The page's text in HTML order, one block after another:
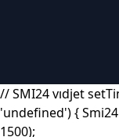
// SMI24 vıdjet
'undefined') {
1500);